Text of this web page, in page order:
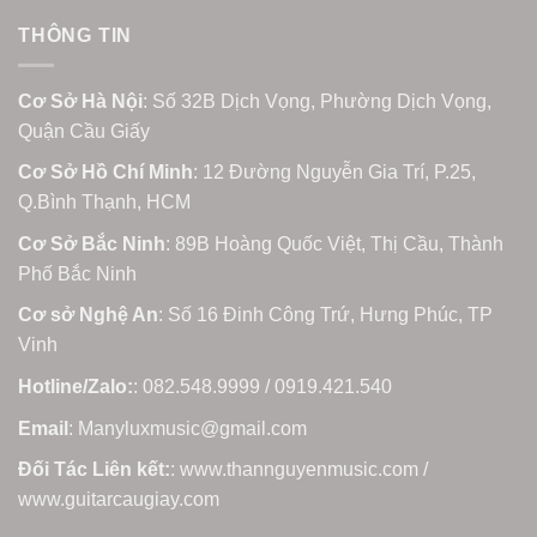
THÔNG TIN
Cơ Sở Hà Nội: Số 32B Dịch Vọng, Phường Dịch Vọng,
Quận Cầu Giấy
Cơ Sở Hồ Chí Minh: 12 Đường Nguyễn Gia Trí, P.25,
Q.Bình Thạnh, HCM
Cơ Sở Bắc Ninh: 89B Hoàng Quốc Việt, Thị Cầu, Thành
Phố Bắc Ninh
Cơ sở Nghệ An: Số 16 Đinh Công Trứ, Hưng Phúc, TP
Vinh
Hotline/Zalo:: 082.548.9999 / 0919.421.540
Email : Manyluxmusic@gmail.com
Đối Tác Liên kết:: www.thannguyenmusic.com /
www.guitarcaugiay.com